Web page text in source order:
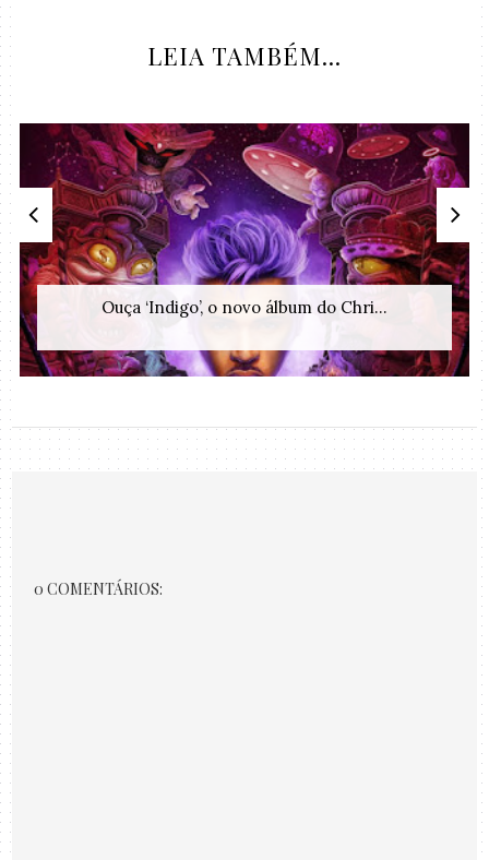
LEIA TAMBÉM...
Ouça ‘Indigo’, o novo álbum do Chri...
0 COMENTÁRIOS: